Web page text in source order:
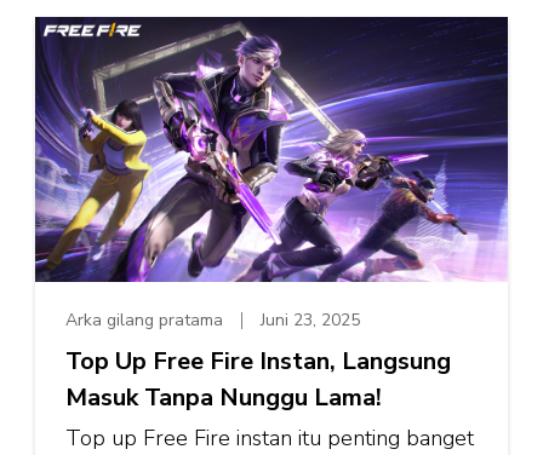
Arka gilang pratama Juni 23, 2025
Top Up Free Fire Instan, Langsung
Masuk Tanpa Nunggu Lama!
Top up Free Fire instan itu penting banget